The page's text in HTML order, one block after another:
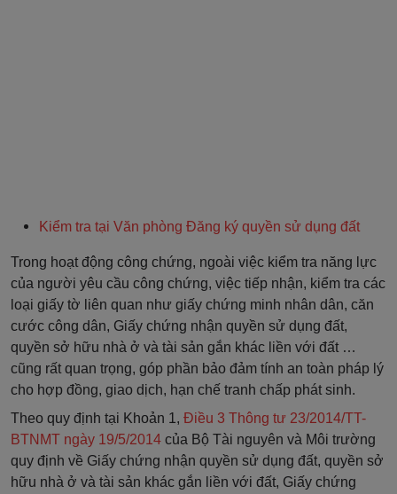
Kiểm tra tại Văn phòng Đăng ký quyền sử dụng đất
Trong hoạt động công chứng, ngoài việc kiểm tra năng lực
của người yêu cầu công chứng, việc tiếp nhận, kiểm tra các
loại giấy tờ liên quan như giấy chứng minh nhân dân, căn
cước công dân, Giấy chứng nhận quyền sử dụng đất,
quyền sở hữu nhà ở và tài sản gắn khác liền với đất …
cũng rất quan trọng, góp phần bảo đảm tính an toàn pháp lý
cho hợp đồng, giao dịch, hạn chế tranh chấp phát sinh.
Theo quy định tại Khoản 1, Điều 3 Thông tư 23/2014/TT-
BTNMT ngày 19/5/2014 của Bộ Tài nguyên và Môi trường
quy định về Giấy chứng nhận quyền sử dụng đất, quyền sở
hữu nhà ở và tài sản khác gắn liền với đất, Giấy chứng